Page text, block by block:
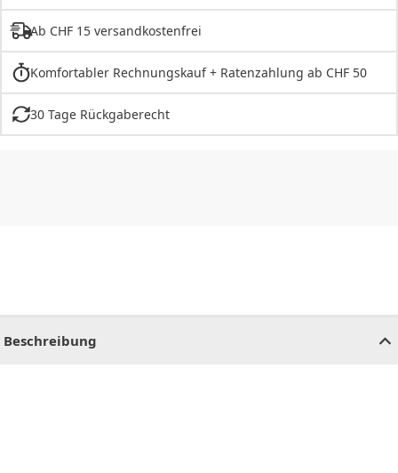
Ab CHF 15 versandkostenfrei
Komfortabler Rechnungskauf + Ratenzahlung ab CHF 50
30 Tage Rückgaberecht
Beschreibung